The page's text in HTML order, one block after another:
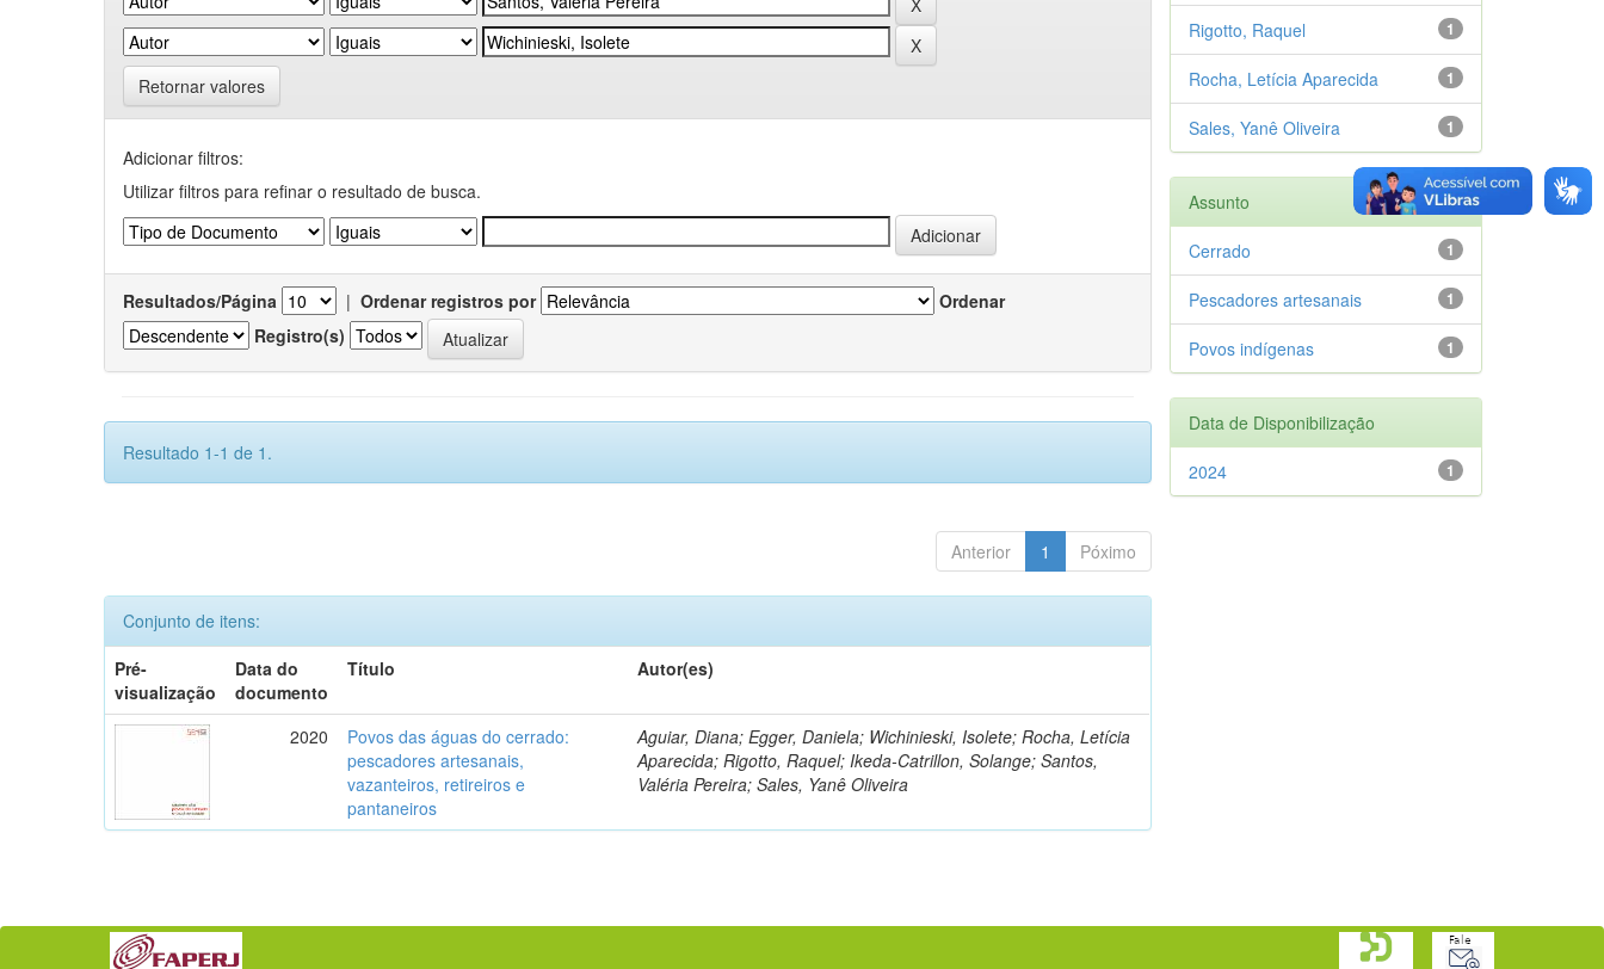
Retornar valores
Adicionar filtros:
Utilizar filtros para refinar o resultado de busca.
Resultados/Página | Ordenar registros por
Ordenar
Registro(s)
Resultado 1-1 de 1.
Anterior 1 Póximo
Conjunto de itens:
Pré-
visualização
Data do
documento
Título Autor(es)
2020
Povos das águas do cerrado:
pescadores artesanais,
vazanteiros, retireiros e
pantaneiros
Aguiar, Diana; Egger, Daniela; Wichinieski, Isolete; Rocha, Letícia
Aparecida; Rigotto, Raquel; Ikeda-Catrillon, Solange; Santos,
Valéria Pereira; Sales, Yanê Oliveira
1
Rigotto, Raquel
1
Rocha, Letícia Aparecida
1
Sales, Yanê Oliveira
Assunto
1
Cerrado
1
Pescadores artesanais
1
Povos indígenas
Data de Disponibilização
1
2024